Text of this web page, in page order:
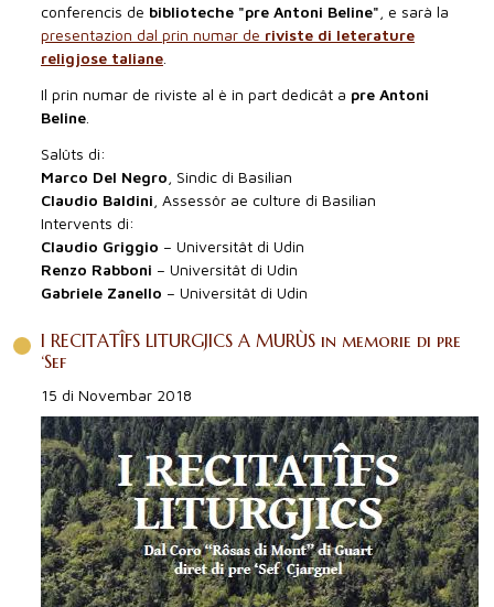
conferencis de biblioteche "pre Antoni Beline" , e sarà la
presentazion dal prin numar de riviste di leterature
religjose taliane
Il prin numar de riviste al è in part dedicât a pre Antoni
Beline
Salûts di:
Marco Del Negro , Sindic di Basilian
Claudio Baldini , Assessôr ae culture di Basilian
Intervents di:
Claudio Griggio – Universitât di Udin
Renzo Rabboni – Universitât di Udin
Gabriele Zanello – Universitât di Udin
I RECITATÎFS LITURGJICS A MURÙS in memorie di pre
‘Sef
15 di Novembar 2018